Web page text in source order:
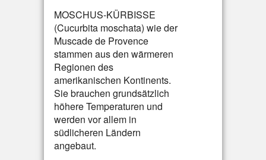
MOSCHUS-KÜRBISSE
(Cucurbita moschata) wie der
Muscade de Provence
stammen aus den wärmeren
Regionen des
amerikanischen Kontinents.
Sie brauchen grundsätzlich
höhere Temperaturen und
werden vor allem in
südlicheren Ländern
angebaut.